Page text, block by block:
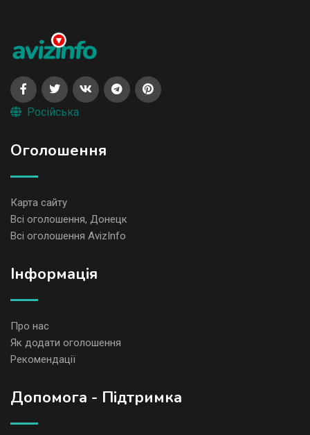
Російська
Оголошення
Карта сайту
Всі оголошення, Донецк
Всі оголошення AvizInfo
Iнформація
Про нас
Як додати оголошення
Рекомендації
Допомога - Підтримка